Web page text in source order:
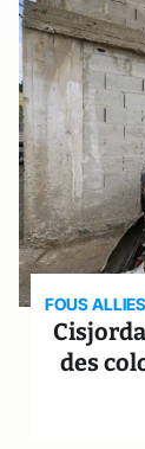
FOUS ALLIES
des